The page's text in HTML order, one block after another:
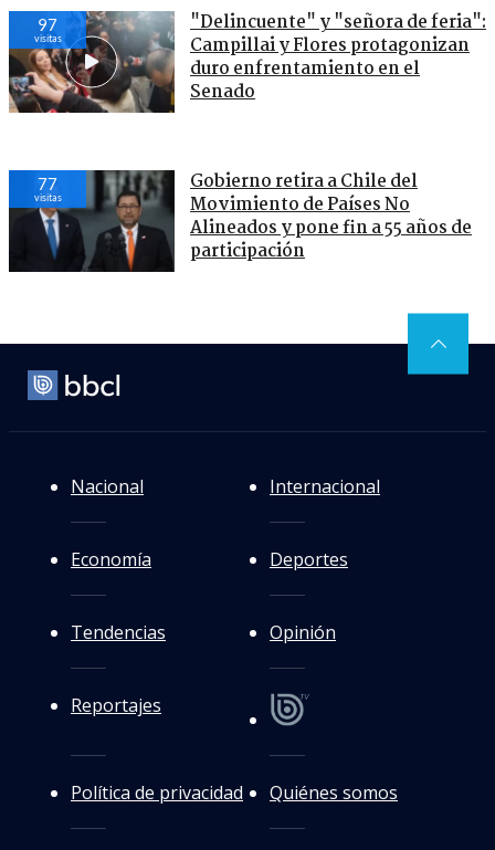
97
visitas
"Delincuente" y "señora de feria":
Campillai y Flores protagonizan
duro enfrentamiento en el
Senado
77
visitas
Gobierno retira a Chile del
Movimiento de Países No
Alineados y pone fin a 55 años de
participación
Nacional Internacional
Economía Deportes
Tendencias Opinión
Reportajes
Política de privacidad Quiénes somos